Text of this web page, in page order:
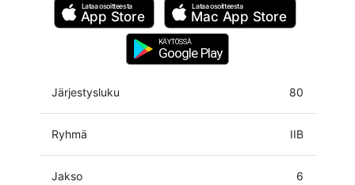
Lataa osoitteesta
App Store
Lataa osoitteesta
Mac App Store
KÄYTÖSSÄ
Google Play
Järjestysluku 80
Ryhmä IIB
Jakso 6